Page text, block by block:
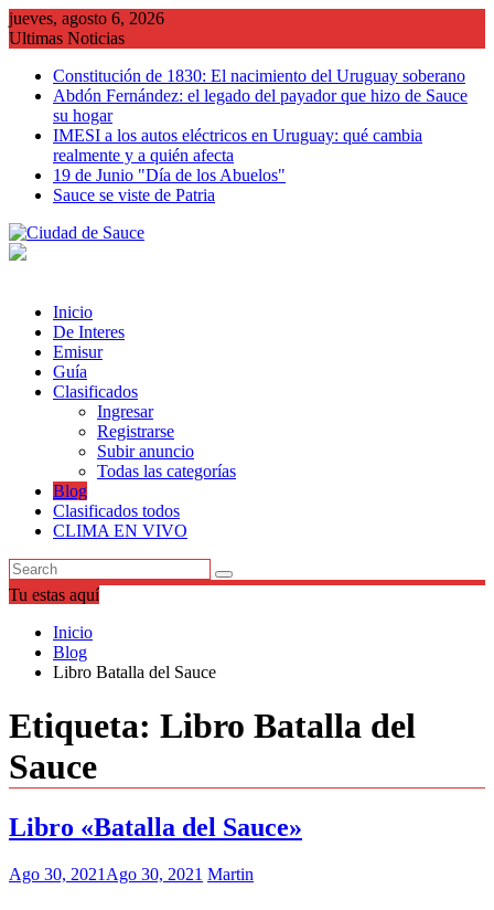
Saltar
al
jueves, agosto 6, 2026
Ultimas Noticias
Constitución de 1830: El nacimiento del Uruguay soberano
Abdón Fernández: el legado del payador que hizo de Sauce
su hogar
IMESI a los autos eléctricos en Uruguay: qué cambia
realmente y a quién afecta
19 de Junio "Día de los Abuelos"
Sauce se viste de Patria
Inicio
De Interes
Emisur
Guía
Clasificados
Ingresar
Registrarse
Subir anuncio
Todas las categorías
Blog
Clasificados todos
CLIMA EN VIVO
Tu estas aquí
Inicio
Blog
Libro Batalla del Sauce
Etiqueta: Libro Batalla del
Sauce
Libro «Batalla del Sauce»
Ago 30, 2021 Ago 30, 2021 Martin